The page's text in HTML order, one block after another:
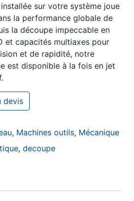
sur votre système joue
la performance globale de
la découpe impeccable en
et capacités multiaxes pour
et de rapidité, notre
est disponible à la fois en jet
haute précision en 3D
devis
, Machines outils, Mécanique
,decoupe